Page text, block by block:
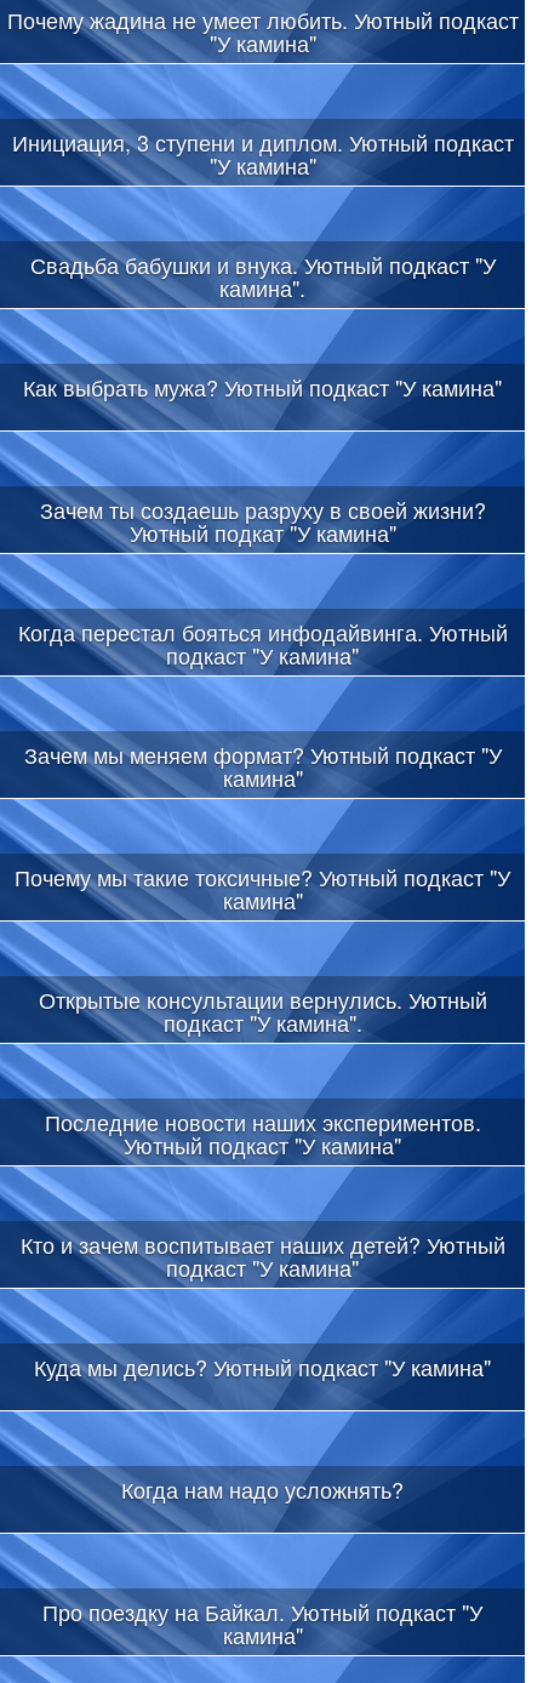
Почему жадина не умеет любить. Уютный подкаст
"У камина"
Инициация, 3 ступени и диплом. Уютный подкаст
"У камина"
Свадьба бабушки и внука. Уютный подкаст "У
камина".
Как выбрать мужа? Уютный подкаст "У камина"
Зачем ты создаешь разруху в своей жизни?
Уютный подкат "У камина"
Когда перестал бояться инфодайвинга. Уютный
подкаст "У камина"
Зачем мы меняем формат? Уютный подкаст "У
камина"
Почему мы такие токсичные? Уютный подкаст "У
камина"
Открытые консультации вернулись. Уютный
подкаст "У камина".
Последние новости наших экспериментов.
Уютный подкаст "У камина"
Кто и зачем воспитывает наших детей? Уютный
подкаст "У камина"
Куда мы делись? Уютный подкаст "У камина"
Когда нам надо усложнять?
Про поездку на Байкал. Уютный подкаст "У
камина"